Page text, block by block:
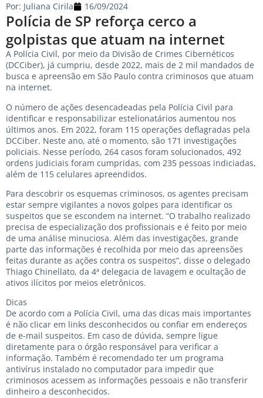
Polícia de SP reforça cerco a
golpistas que atuam na internet
Por: Juliana Cirila 16/09/2024
A Polícia Civil, por meio da Divisão de Crimes Cibernéticos
(DCCiber), já cumpriu, desde 2022, mais de 2 mil mandados de
busca e apreensão em São Paulo contra criminosos que atuam
na internet.
O número de ações desencadeadas pela Polícia Civil para
identificar e responsabilizar estelionatários aumentou nos
últimos anos. Em 2022, foram 115 operações deflagradas pela
DCCiber. Neste ano, até o momento, são 171 investigações
policiais. Nesse período, 264 casos foram solucionados, 492
ordens judiciais foram cumpridas, com 235 pessoas indiciadas,
além de 115 celulares apreendidos.
Para descobrir os esquemas criminosos, os agentes precisam
estar sempre vigilantes a novos golpes para identificar os
suspeitos que se escondem na internet. “O trabalho realizado
precisa de especialização dos profissionais e é feito por meio
de uma análise minuciosa. Além das investigações, grande
parte das informações é recolhida por meio das apreensões
feitas durante as ações contra os suspeitos”, disse o delegado
Thiago Chinellato, da 4ª delegacia de lavagem e ocultação de
ativos ilícitos por meios eletrônicos.
Dicas
De acordo com a Polícia Civil, uma das dicas mais importantes
é não clicar em links desconhecidos ou confiar em endereços
de e-mail suspeitos. Em caso de dúvida, sempre ligue
diretamente para o órgão responsável para verificar a
informação. Também é recomendado ter um programa
antivírus instalado no computador para impedir que
criminosos acessem as informações pessoais e não transferir
dinheiro a desconhecidos.